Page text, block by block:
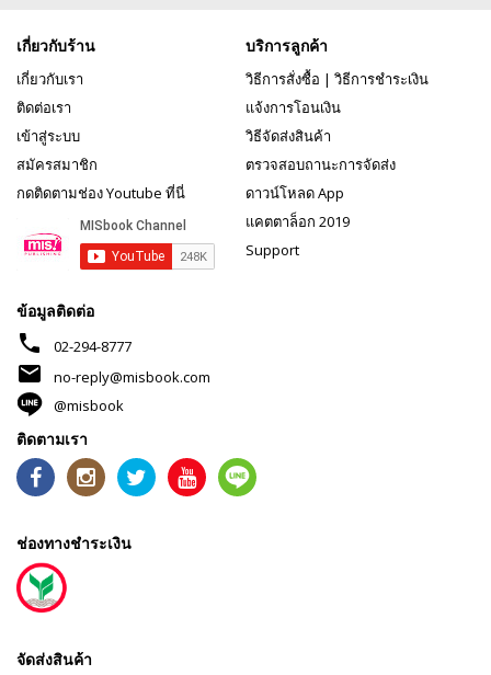
เกี่ยวกับร้าน
เกี่ยวกับเรา
ติดต่อเรา
เข้าสู่ระบบ
สมัครสมาชิก
กดติดตามช่อง Youtube ที่นี่
บริการลูกค้า
วิธีการสั่งซื้อ | วิธีการชำระเงิน
แจ้งการโอนเงิน
วิธีจัดส่งสินค้า
ตรวจสอบถานะการจัดส่ง
ดาวน์โหลด App
แคตตาล็อก 2019
Support
ข้อมูลติดต่อ
phone 02-294-8777
mail
no-reply@misbook.com
@misbook
ติดตามเรา
ช่องทางชำระเงิน
จัดส่งสินค้า